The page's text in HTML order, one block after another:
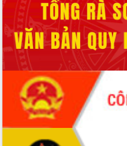
Hội thảo góp ý hồ sơ điều chỉnh quy
hoạch tỉnh Đắk Lắk thời kỳ 2021-2030,
tầm nhìn đến năm 2050
Nâng cao hiệu quả hoạt động của các
doanh nghiệp nhà nước
Hội nghị triển khai kết nối mạng
truyền số liệu chuyên dùng phục vụ cơ
quan Đảng, Nhà nước
Lễ phát động chuỗi hoạt động chung
tay làm sạch môi trường
Xã Ea Kar bước chuyển mình trong